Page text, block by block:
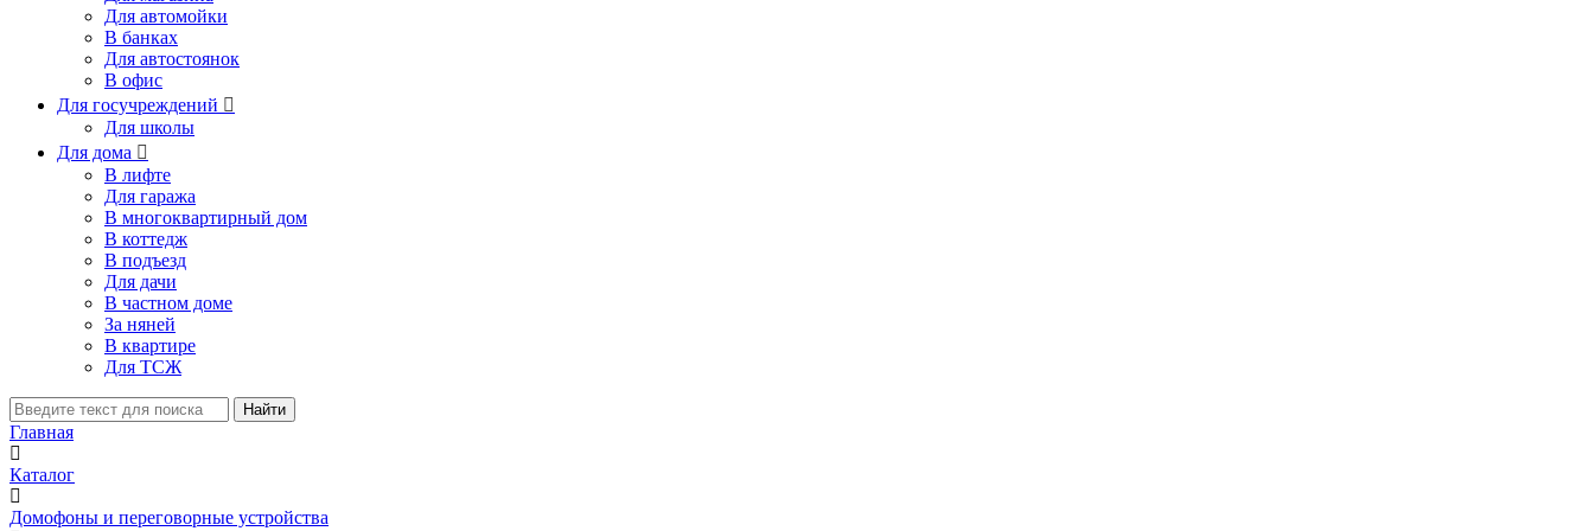
Для автомойки
В банках
Для автостоянок
В офис
Для госучреждений 
Для школы
Для дома 
В лифте
Для гаража
В многоквартирный дом
В коттедж
В подъезд
Для дачи
В частном доме
За няней
В квартире
Для ТСЖ
Найти
Главная
Каталог
Домофоны и переговорные устройства